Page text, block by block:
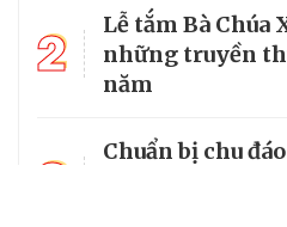
2
Lễ tắm Bà Chúa
những truyền
năm
3
Chuẩn bị chu